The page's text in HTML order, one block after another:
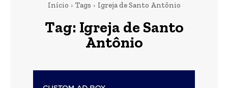
Início Tags Igreja de Santo Antônio
Tag: Igreja de Santo
Antônio